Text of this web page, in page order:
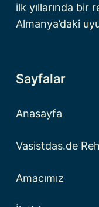
ilk yıllarında bir
Almanya’daki
Sayfalar
Anasayfa
Vasistdas.de
Amacımız